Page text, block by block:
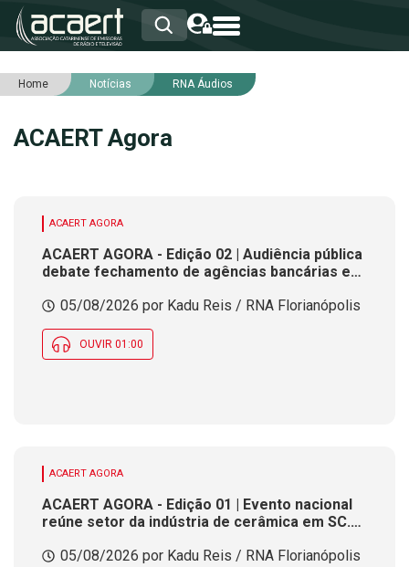
HOME
ASSOCIADOS
SERVIÇOS
Home Notícias RNA Áudios
ACAERT Agora
ACAERT AGORA
ACAERT AGORA - Edição 02 | Audiência pública
debate fechamento de agências bancárias em
definitivo de acesso à rodovia federal em SC.
Eleições 2026 termina nesta quarta (5)
05/08/2026 por Kadu Reis / RNA Florianópolis
OUVIR 01:00
ACAERT AGORA
ACAERT AGORA - Edição 01 | Evento nacional
reúne setor da indústria de cerâmica em SC.
rodovia federal de SC. Previsão aponta tempo
05/08/2026 por Kadu Reis / RNA Florianópolis